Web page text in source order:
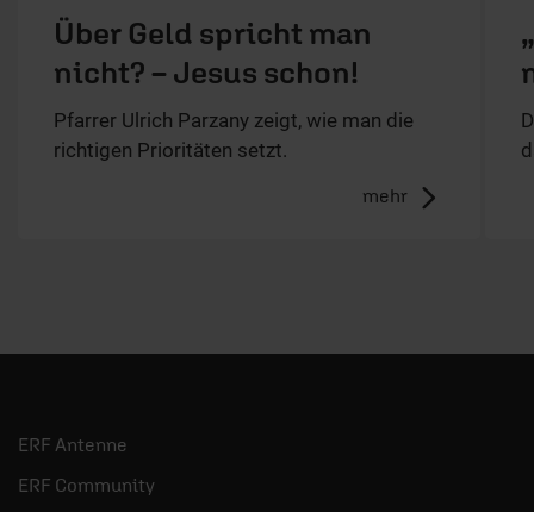
Über Geld spricht man
nicht? – Jesus schon!
Pfarrer Ulrich Parzany zeigt, wie man die
richtigen Prioritäten setzt.
mehr
ERF Antenne
ERF Community